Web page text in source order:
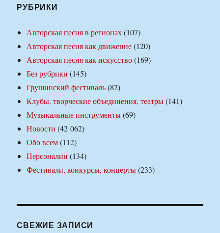
РУБРИКИ
Авторская песня в регионах(107)
Авторская песня как движение(120)
Авторская песня как искусство(169)
Без рубрики (145)
Грушинский фестиваль(82)
Клубы, творческие объединения, театры(141)
Музыкальные инструменты(69)
Новости (42 062)
Обо всем(112)
Персоналии (134)
Фестивали, конкурсы, концерты(233)
СВЕЖИЕ ЗАПИСИ